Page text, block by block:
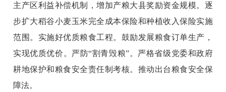
主产区利益补偿机制，增加产粮大县奖励资金规模。逐
步扩大稻谷小麦玉米完全成本保险和种植收入保险实施
范围。实施好优质粮食工程。鼓励发展粮食订单生产，
实现优质优价。严防“割青毁粮”。严格省级党委和政府
耕地保护和粮食安全责任制考核。推动出台粮食安全保
障法。